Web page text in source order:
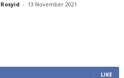
Rosyid - 13 November 2021
LIKE